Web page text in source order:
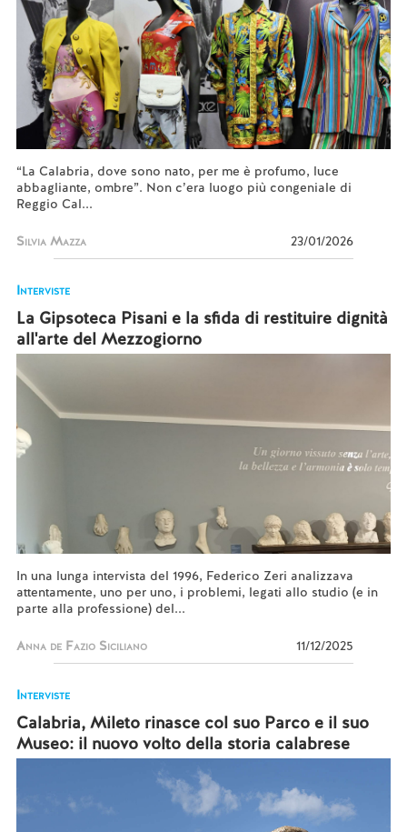
“La Calabria, dove sono nato, per me è profumo, luce
abbagliante, ombre”. Non c’era luogo più congeniale di
Reggio Cal...
Silvia Mazza 23/01/2026
Interviste
La Gipsoteca Pisani e la sfida di restituire dignità
all'arte del Mezzogiorno
In una lunga intervista del 1996, Federico Zeri analizzava
attentamente, uno per uno, i problemi, legati allo studio (e in
parte alla professione) del...
Anna de Fazio Siciliano 11/12/2025
Interviste
Calabria, Mileto rinasce col suo Parco e il suo
Museo: il nuovo volto della storia calabrese